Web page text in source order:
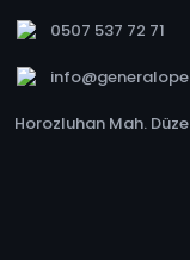
0507 537 72 71
Horozluhan Mah.